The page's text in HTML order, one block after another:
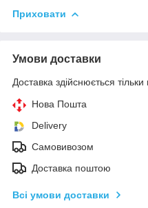
Приховати
Умови доставки
Доставка здійснюється
Нова Пошта
Delivery
Самовивозом
Доставка поштою
Всі умови доставки